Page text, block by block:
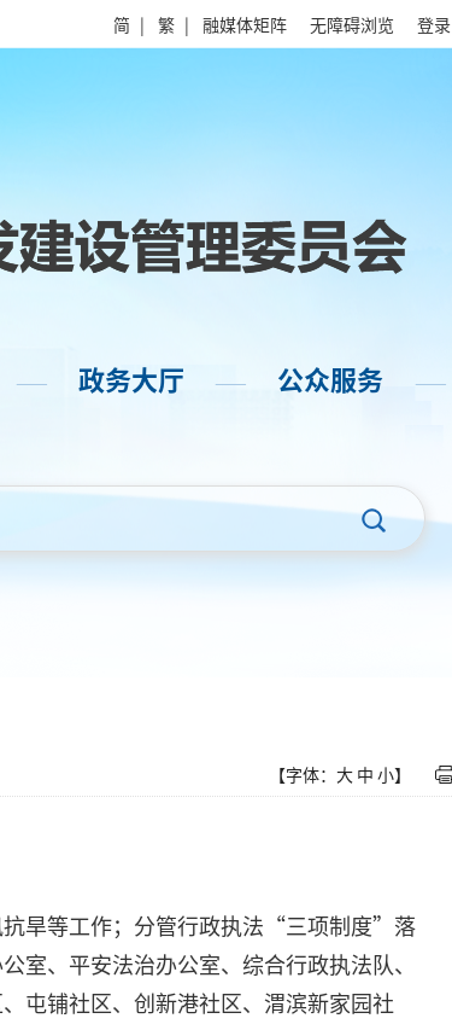
简 | 繁 | 融媒体矩阵 无障碍浏览 登录
—— 政务大厅 —— 公众服务 ——
【字体： 大 中 小】
旱等工作；分管行政执法“三项制度”落
室、平安法治办公室、综合行政执法队、
屯铺社区、创新港社区、渭滨新家园社